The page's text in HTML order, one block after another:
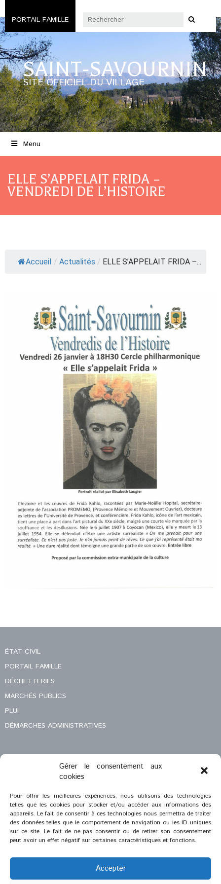
Gérer le consentement aux
cookies
Pour offrir les meilleures expériences, nous utilisons des technologies
telles que les cookies pour stocker et/ou accéder aux informations des
appareils. Le fait de consentir à ces technologies nous permettra de traiter
des données telles que le comportement de navigation ou les ID uniques
sur ce site. Le fait de ne pas consentir ou de retirer son consentement
peut avoir un effet négatif sur certaines caractéristiques et fonctions.
Accepter
PORTAIL FAMILLE
SAINT-SAVOURNIN
SITE OFFICIEL DU VILLAGE
Menu
ELLE S’APPELAIT FRIDA –
VENDREDI DE L’HISTOIRE
Accueil / Actualités / ELLE S’APPELAIT FRIDA –...
ÉTAT CIVIL
PORTAIL FAMILLE
DÉCHETTERIES
MARCHÉS PUBLICS
PLUI
DÉMARCHES ADMINISTRATIVES
MENTIONS LÉGALES